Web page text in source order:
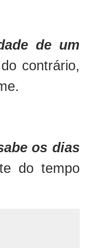
de um
contrário,
os dias
do tempo